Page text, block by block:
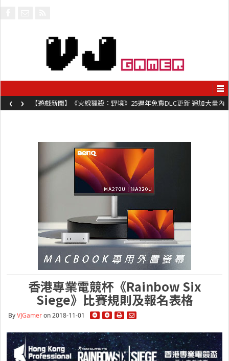
【遊戲新聞】《火線獵殺：野境》25週年免費DLC更新 追加大量內
容同時系舊作限時超平價折扣
‹ ›
香港專業電競杯《Rainbow Six
Siege》比賽規則及報名表格
ByVJGameron 2018-11-01